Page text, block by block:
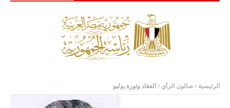
الرئيسية صالون الرأي العقاد وثورة يوليو